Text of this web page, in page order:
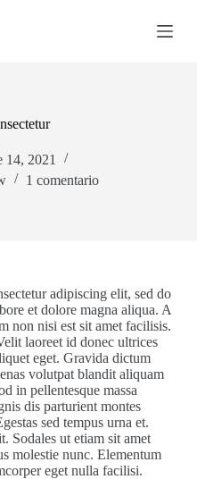
14, 2021
1 comentario
adipiscing elit, sed do
et dolore magna aliqua. A
non nisi est sit amet facilisis.
laoreet id donec ultrices
eget. Gravida dictum
volutpat blandit aliquam
in pellentesque massa
dis parturient montes
sed tempus urna et.
Sodales ut etiam sit amet
molestie nunc. Elementum
eget nulla facilisi.